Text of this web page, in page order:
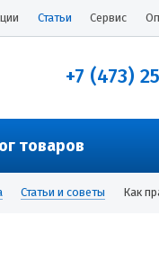
Статьи Сервис
+7 (473)
товаров
Статьи и советы Как